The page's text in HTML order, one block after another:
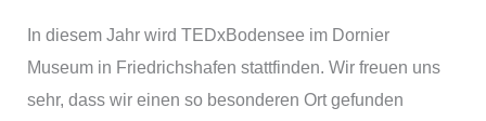
In diesem Jahr wird TEDxBodensee im Dornier
Museum in Friedrichshafen stattfinden. Wir freuen uns
sehr, dass wir einen so besonderen Ort gefunden